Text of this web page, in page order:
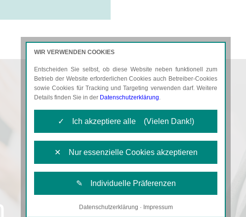
AKTUELLES KARRIERE
WIR VERWENDEN COOKIES
Entscheiden Sie selbst, ob diese Website neben funktionell zum
Betrieb der Website erforderlichen Cookies auch Betreiber-Cookies
sowie Cookies für Tracking und Targeting verwenden darf. Weitere
Details finden Sie in der Datenschutzerklärung.
✓ Ich akzeptiere alle (Vielen Dank!)
✕ Nur essenzielle Cookies akzeptieren
✎ Individuelle Präferenzen
Notwendige Cookies
Datenschutzerklärung · Impressum